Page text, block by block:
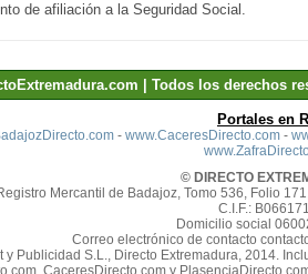
de afiliación a la Seguridad Social.
| Todos los derechos
Portales en
- www.CaceresDirecto.com-
© DIRECTO
Mercantil de Badajoz, Tomo 536, Folio
C.I.F.:
Domicilio social
Correo electrónico de contacto
Publicidad S.L., Directo Extremadura, 2014.
CaceresDirecto.com y